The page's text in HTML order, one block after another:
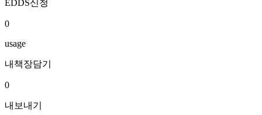
EDDS신청
0
usage
내책장담기
0
내보내기